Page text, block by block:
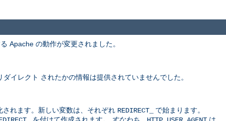
Apache の動作が変更されました。
イレクト されたかの情報は提供されていませんでした。
れます。新しい変数は、それぞれ REDIRECT_
で始まります。
を付けて作成されます。 すなわち
は